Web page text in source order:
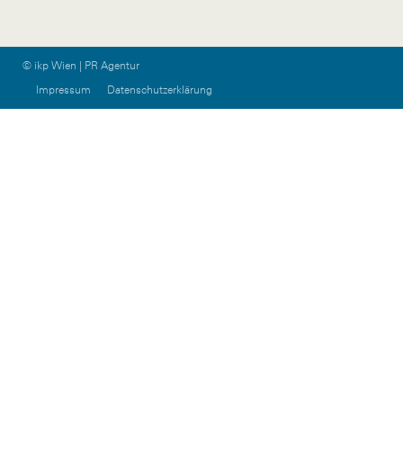
© ikp Wien | PR Agentur
Impressum
Datenschutzerklärung